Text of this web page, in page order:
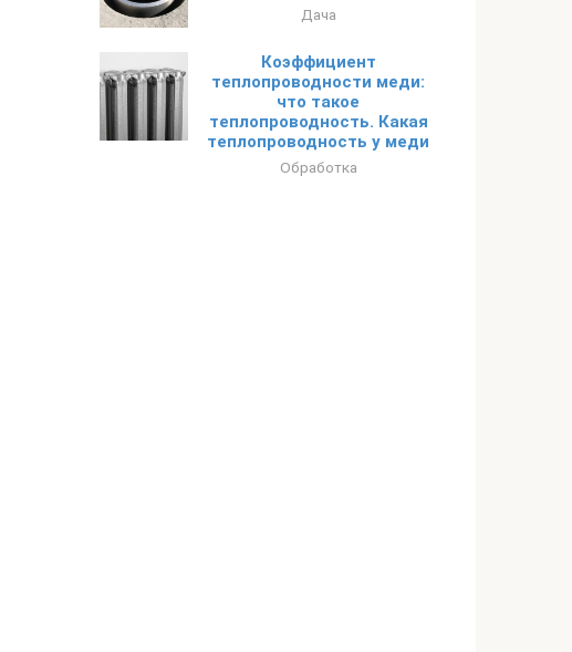
Дача
Коэффициент
теплопроводности меди:
что такое
теплопроводность. Какая
теплопроводность у меди
Обработка